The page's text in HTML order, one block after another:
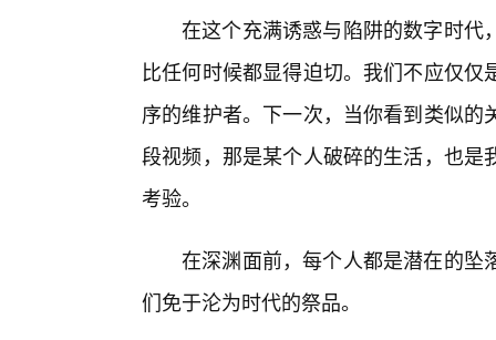
在这个充满诱惑与陷阱的数字时代
比任何时候都显得迫切。我们不应仅
序的维护者。下一次，当你看到类似
段视频，那是某个人破碎的生活，也
考验。
在深渊面前，每个人都是潜在的坠
们免于沦为时代的祭品。